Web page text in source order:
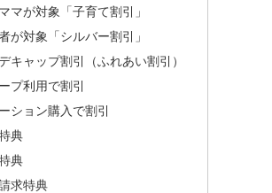
マが対象「子育て割引」
が対象「シルバー割引」
キャップ割引（ふれあい割引）
プ利用で割引
ション購入で割引
典
典
求特典